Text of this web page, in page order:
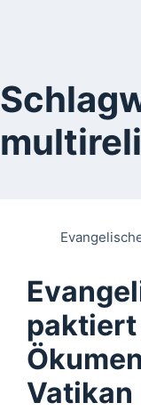
Vatikan